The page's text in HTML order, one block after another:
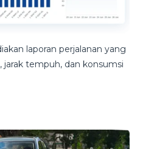
laporan perjalanan yang
jarak tempuh, dan konsumsi